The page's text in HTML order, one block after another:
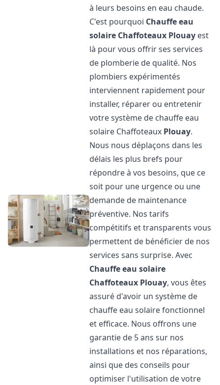
à leurs besoins en eau chaude.
C'est pourquoi Chauffe eau
solaire Chaffoteaux Plouay est
là pour vous offrir ses services
de plomberie de qualité. Nos
plombiers expérimentés
interviennent rapidement pour
installer, réparer ou entretenir
votre système de chauffe eau
solaire Chaffoteaux Plouay.
Nous nous déplaçons dans les
délais les plus brefs pour
répondre à vos besoins, que ce
soit pour une urgence ou une
demande de maintenance
préventive. Nos tarifs
compétitifs et transparents vous
permettent de bénéficier de nos
services sans surprise. Avec
Chauffe eau solaire
Chaffoteaux Plouay, vous êtes
assuré d'avoir un système de
chauffe eau solaire fonctionnel
et efficace. Nous offrons une
garantie de 5 ans sur nos
installations et nos réparations,
ainsi que des conseils pour
optimiser l'utilisation de votre